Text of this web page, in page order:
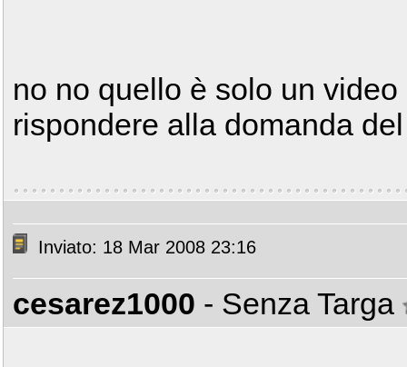
no no quello è solo un
rispondere alla domanda
Inviato: 18 Mar 2008 23:16
cesarez1000 - Senza Targa